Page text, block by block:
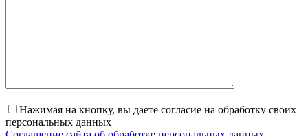
Нажимая на кнопку, вы даете согласие на обработку своих
персональных данных